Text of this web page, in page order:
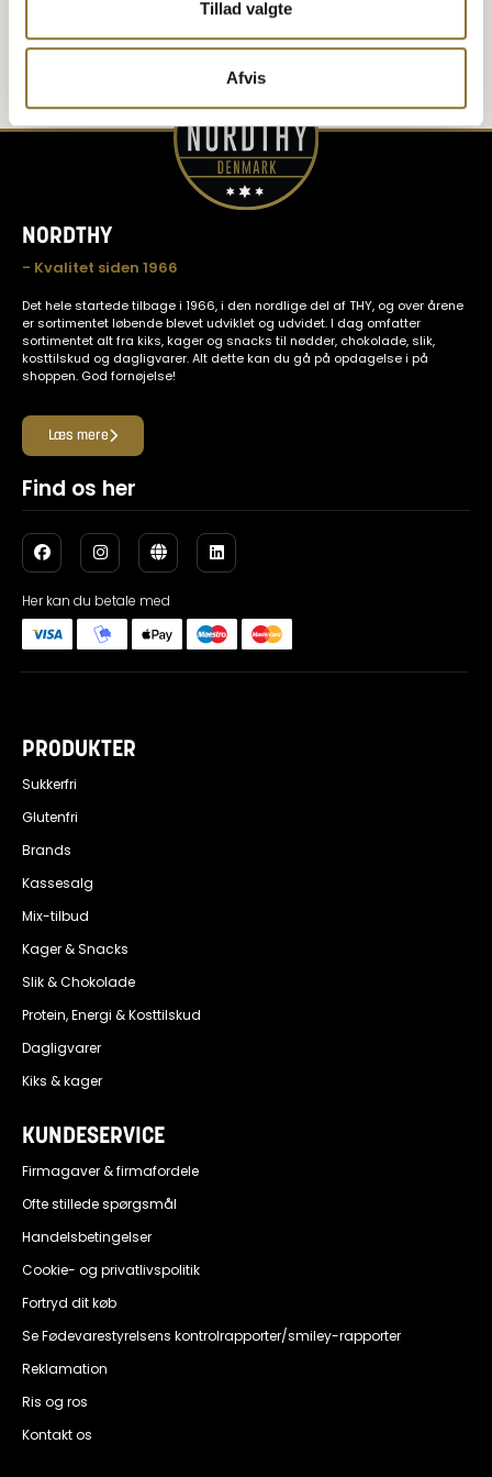
Tillad valgte
Afvis
NORDTHY
- Kvalitet siden 1966
Det hele startede tilbage i 1966, i den nordlige del af THY, og over årene
er sortimentet løbende blevet udviklet og udvidet. I dag omfatter
sortimentet alt fra kiks, kager og snacks til nødder, chokolade, slik,
kosttilskud og dagligvarer. Alt dette kan du gå på opdagelse i på
shoppen. God fornøjelse!
Læs mere
Find os her
Her kan du betale med
PRODUKTER
Sukkerfri
Glutenfri
Brands
Kassesalg
Mix-tilbud
Kager & Snacks
Slik & Chokolade
Protein, Energi & Kosttilskud
Dagligvarer
Kiks & kager
KUNDESERVICE
Firmagaver & firmafordele
Ofte stillede spørgsmål
Handelsbetingelser
Cookie- og privatlivspolitik
Fortryd dit køb
Se Fødevarestyrelsens kontrolrapporter/smiley-rapporter
Reklamation
Ris og ros
Kontakt os